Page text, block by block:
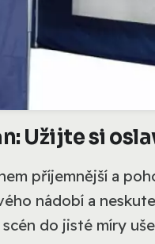
Užijte si
příjemnější a
nádobí a
do jisté míry